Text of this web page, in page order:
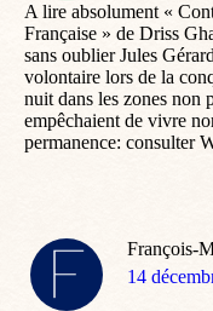
A lire absolument «
Française » de Driss
sans oublier Jules
volontaire lors de la
nuit dans les zones non
empêchaient de vivre
permanence: consulter
François-
dit
14